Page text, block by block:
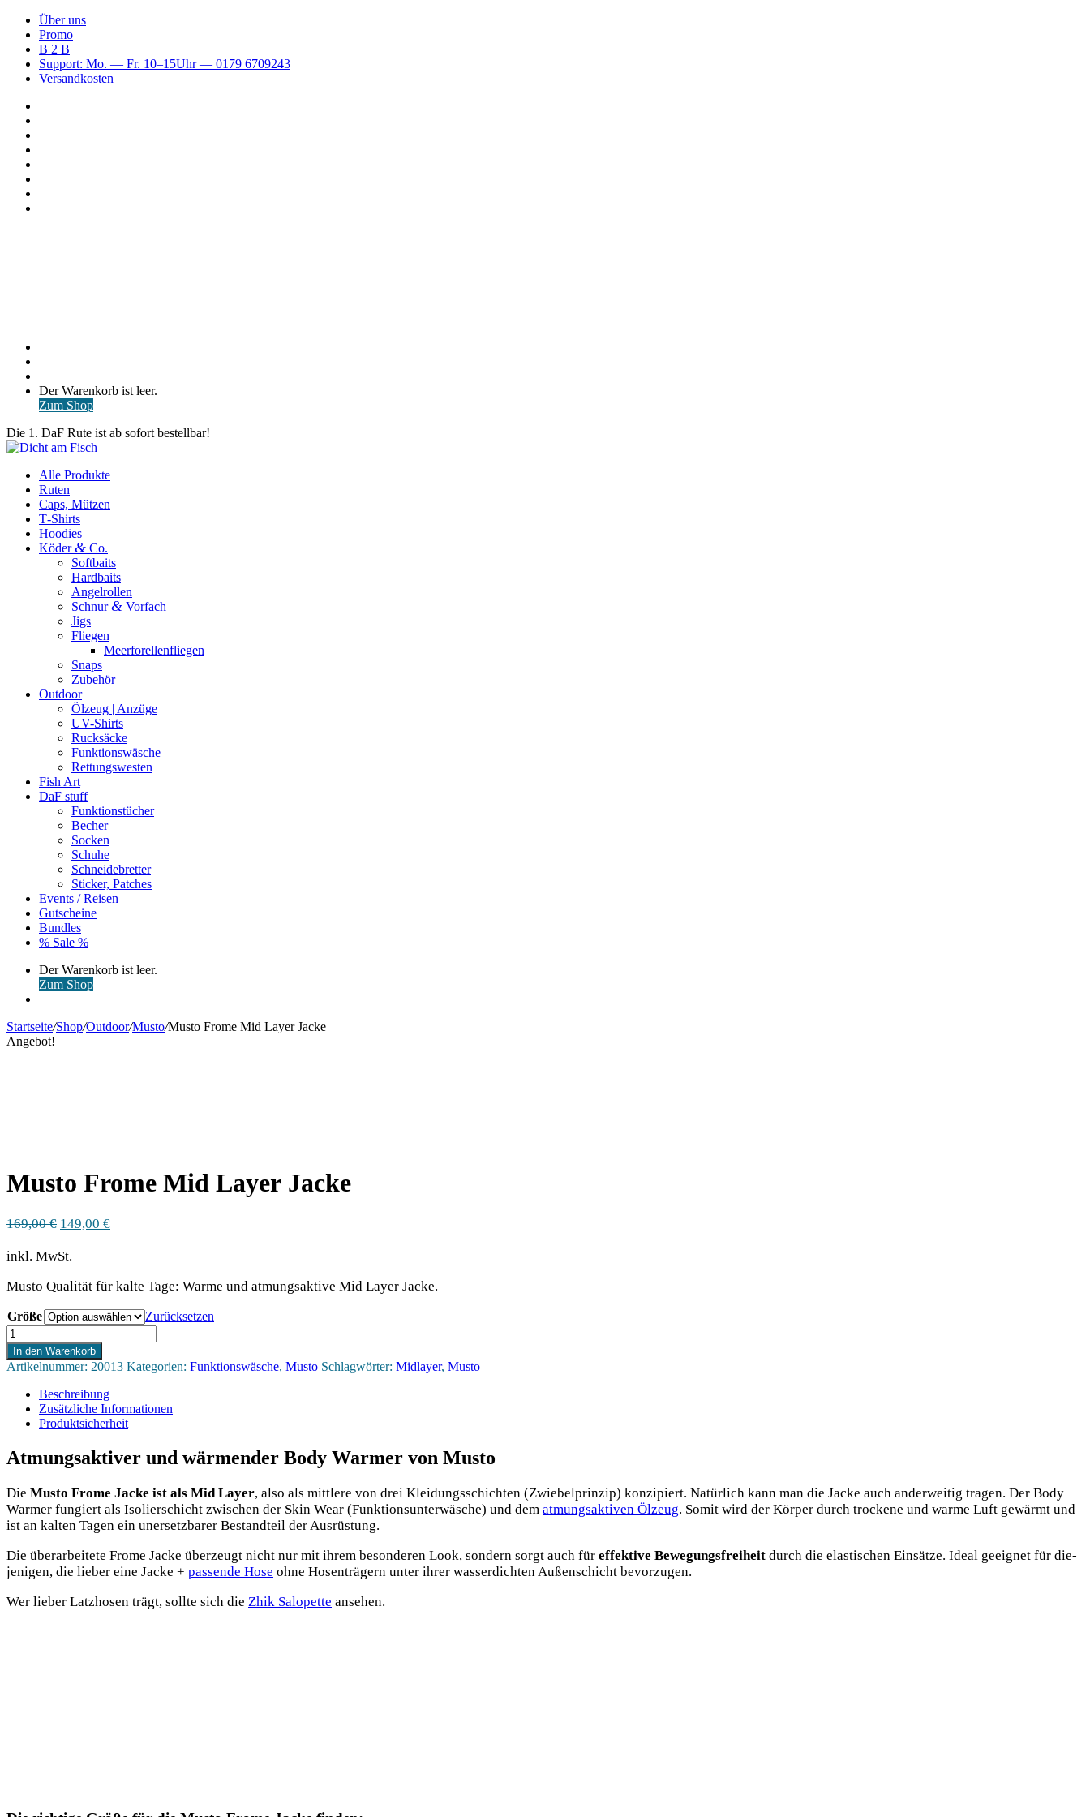
Über uns
Promo
B 2 B
Support: Mo. — Fr. 10–15Uhr — 0179 6709243
Versandkosten
Warenkorb
ansehen
Der Warenkorb ist leer.
Zum Shop
Die 1. DaF Rute ist ab sofort bestellbar!
Alle Produkte
Ruten
Caps, Mützen
T‑Shirts
Hoodies
Köder& Co.
Softbaits
Hardbaits
Angelrollen
Schnur& Vorfach
Jigs
Fliegen
Meerforellenfliegen
Snaps
Zubehör
Outdoor
Ölzeug | Anzüge
UV-Shirts
Rucksäcke
Funktionswäsche
Rettungswesten
Fish Art
DaF stuff
Funktionstücher
Becher
Socken
Schuhe
Schneidebretter
Sticker, Patches
Events / Reisen
Gutscheine
Bundles
% Sale %
Warenkorb
ansehen
Der Warenkorb ist leer.
Zum Shop
Startseite/Shop/Outdoor/Musto/Musto Frome Mid Layer Jacke
Angebot!
Musto Frome Mid Layer Jacke
169,00€ Ursprünglicher
war:
149,00 €Aktueller
inkl. MwSt.
Musto Qualität für kalte Tage: Warme und atmungsaktive Mid Layer Jacke.
Größe
Zurücksetzen
Musto
Frome
Mid
Layer
Jacke
Menge
In den Warenkorb
Artikelnummer: 20013 Kategorien: Funktionswäsche, Musto Schlagwörter: Midlayer, Musto
Beschreibung
Zusätzliche Informationen
Produktsicherheit
Atmungsaktiver und wärmender Body Warmer von Musto
Die Mus­to Fro­me Jacke ist als Mid Lay­er, also als mitt­le­re von drei Klei­dungs­schich­ten (Zwie­bel­prin­zip) kon­zi­piert. Natür­lich kann man die Jacke auch ander­wei­tig tra­gen. Der Body
War­mer fun­giert als Iso­lier­schicht zwi­schen der Skin Wear (Funk­ti­ons­un­ter­wä­sche) und dem atmungs­ak­ti­ven Ölzeug. Somit wird der Kör­per durch tro­cke­ne und war­me Luft gewärmt und
ist an kal­ten Tagen ein uner­setz­ba­rer Bestand­teil der Ausrüstung.
Die über­ar­bei­te­te Fro­me Jacke über­zeugt nicht nur mit ihrem beson­de­ren Look, son­dern sorgt auch für effek­ti­ve Bewe­gungs­frei­heit durch die elas­ti­schen Ein­sät­ze. Ide­al geeig­net für die­
je­ni­gen, die lie­ber eine Jacke + pas­sen­de Hose ohne Hosen­trä­gern unter ihrer was­ser­dich­ten Außen­schicht bevorzugen.
Wer lie­ber Latz­ho­sen trägt, soll­te sich die Zhik Sal­o­pet­te ansehen.